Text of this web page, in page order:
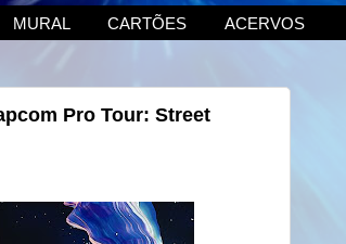
MURAL CARTÕES ACERVOS
Pro Tour: Street